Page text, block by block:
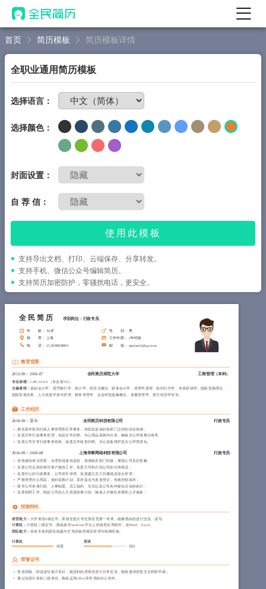
首页
AI 简历工具
AI 优化简历
AI 翻译简历
AI 诊断简历
AI 模拟面试
面试自我介绍
简历教程
登录 / 注册
首页 简历模板 简历模板详情
全职业通用简历模板
选择语言：
选择颜色：
封面设置：
自 荐 信：
使用此模板
支持导出文档、打印、云端保存、分享转发。
支持手机、微信公众号编辑简历。
支持简历加密防护，零骚扰电话，更安全。
全民简历 求职岗位：行政专员
年 龄 ： 34岁 性 别： 男
籍 贯 ： 上海 工作年限 ： 2年经验
电 话 ： 15288888880 邮 箱： qmjianli@qq.com
教育背景
2012-09~ 2016-07 全民简历师范大学
工商管理（本科）
专业成绩：GPA 3.66/4 （专业前5%）
主修课程：基础会计学、货币银行学、统计学、经济法概论、财务会计学、管理学原理、组织行为学、市场营销学、国际贸易理论、
国际贸易实务、人力资源开发与管理、财务管理学、企业经营战略概论、质量管理学、西方经济学等等。
工作经历
2018-09~ 至今 全民简历科技有限公司
行政专员
拥负责本部的行政人事管理和日常事务，协助总监搞好各部门之间的综合协调。
负责日常行政事务管理，包括文件归档、办公用品采购与分发，确保办公环境整洁有序。
负责公司日常行政事务统筹，涵盖文件收发归档、办公设备维护及办公环境优化。
2016-09~ 2018-08 上海斧掌网络科技有限公司
行政专员
热情接待来访宾客，合理安排接待流程，协调相关部门对接，展现公司良好形象;
负责公司总部的来访客户接待工作，负责引导和介绍公司的分布情况；
负责中心的行政事务，公司班车管理、负责建立员工归属感及前台管理；
严格管理办公用品，做好采购计划、库存盘点与发放登记，有效控制成本；
督导公司各项行政、人事制度、员工福利、生日以及公司各种宴会活动的执行；
负责招聘工作，制定公司的人力资源发展计划，确保人才梯队发展和人才储备；
技能特长
语言能力：大学英语6级证书，荣获全国大学生英语竞赛一等奖，能够熟练的进行交流、读写。
计算机： 计算机二级证书，熟练操作windows平台上的各类应用软件，如Word、Excel。
团队能力： 具有丰富的团队组建与扩充经验和项目管理与协调经验。
计算机
精通
英语
良好
荣誉证书
英语四级，听说读写能力良好，能流利的用英语进行日常交流，能快速浏览英文文档和书籍；
通过全国计算机二级考试，熟练运用office等常用的办公软件。